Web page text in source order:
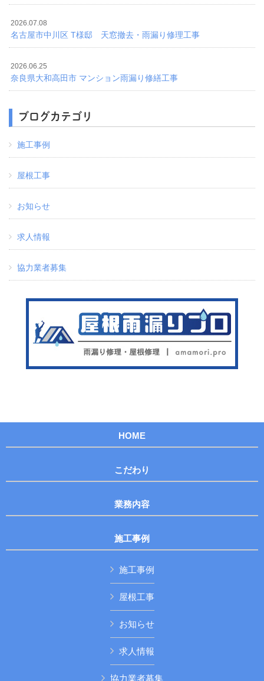
2026.07.08
名古屋市中川区 T様邸 天窓撤去・雨漏り修理工事
2026.06.25
奈良県大和高田市 マンション雨漏り修繕工事
ブログカテゴリ
施工事例
屋根工事
お知らせ
求人情報
協力業者募集
HOME
こだわり
業務内容
施工事例
施工事例
屋根工事
お知らせ
求人情報
協力業者募集